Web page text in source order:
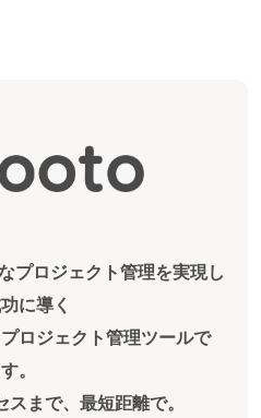
プロジェクト管理を実現し
に導く
ロジェクト管理ツールで
す。
まで、最短距離で。